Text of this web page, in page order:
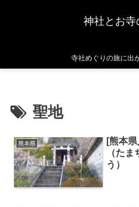
神社とお寺
寺社めぐりの旅に出
聖地
熊本県
[熊本
（た
う）